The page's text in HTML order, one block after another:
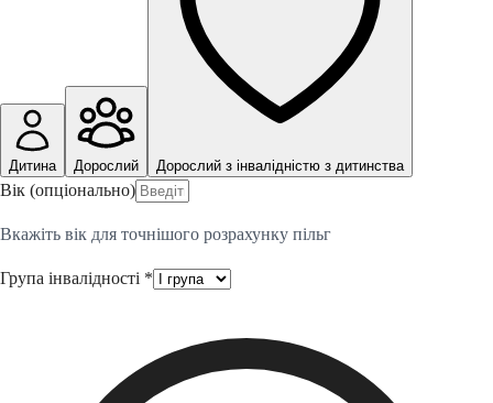
Дитина Дорослий Дорослий з інвалідністю з дитинства
Вік (опціонально)
Вкажіть вік для точнішого розрахунку пільг
Група інвалідності *